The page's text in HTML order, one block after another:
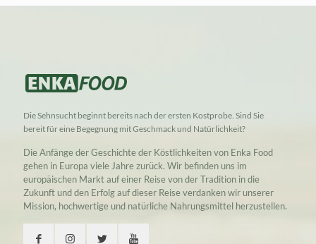
Die Sehnsucht beginnt bereits nach der ersten Kostprobe. Sind Sie
bereit für eine Begegnung mit Geschmack und Natürlichkeit?
Die Anfänge der Geschichte der Köstlichkeiten von Enka Food
gehen in Europa viele Jahre zurück. Wir befinden uns im
europäischen Markt auf einer Reise von der Tradition in die
Zukunft und den Erfolg auf dieser Reise verdanken wir unserer
Mission, hochwertige und natürliche Nahrungsmittel herzustellen.